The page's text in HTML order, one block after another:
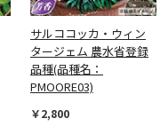
サルココッカ・ウィン
タージェム 農水省登録
品種(品種名：
PMOORE03)
￥2,800